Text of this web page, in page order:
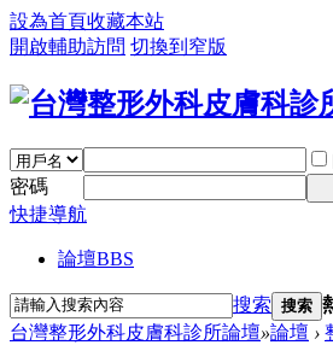
設為首頁收藏本站
開啟輔助訪問 切換到窄版
密碼
快捷導航
論壇BBS
搜索 搜索
台灣整形外科皮膚科診所論壇»論壇 ›